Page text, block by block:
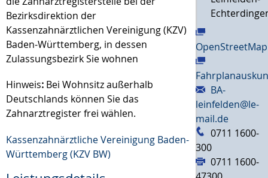
Bezirksdirektion der
Kassenzahnärztlichen Vereinigung (KZV)
Baden-Württemberg, in dessen
Zulassungsbezirk Sie wohnen
Hinweis: Bei Wohnsitz außerhalb
Deutschlands können Sie das
Zahnarztregister frei wählen.
Kassenzahnärztliche Vereinigung Baden-
Württemberg (KZV BW)
OpenStreetMap
BA-
leinfelden@le-
mail.de
0711 1600-
300
0711 1600-